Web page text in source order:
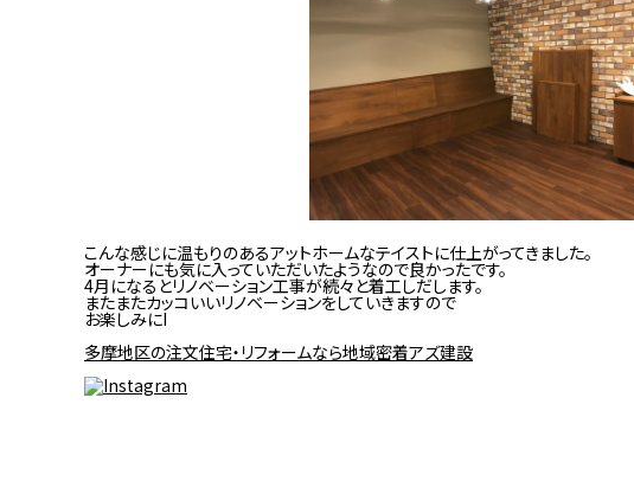
こんな感じに温もりのあるアットホームなテイストに仕上がってきました。
オーナーにも気に入っていただいたようなので良かったです。
4月になるとリノベーション工事が続々と着工しだします。
またまたカッコいいリノベーションをしていきますので
お楽しみにI
多摩地区の注文住宅・リフォームなら地域密着アズ建設